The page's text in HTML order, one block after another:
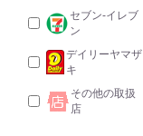
セブン-イレブ
ン
デイリーヤマザ
キ
その他の取扱
店